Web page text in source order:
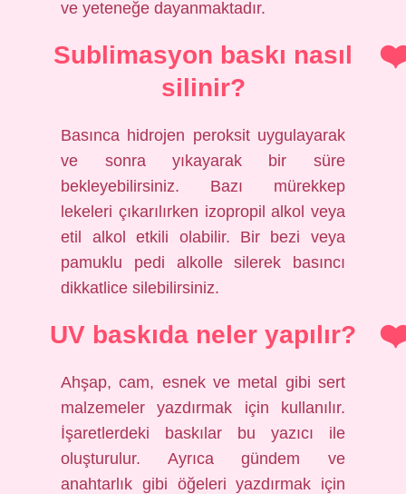
ve yeteneğe dayanmaktadır.
Sublimasyon baskı nasıl
silinir?
Basınca hidrojen peroksit uygulayarak
ve sonra yıkayarak bir süre
bekleyebilirsiniz. Bazı mürekkep
lekeleri çıkarılırken izopropil alkol veya
etil alkol etkili olabilir. Bir bezi veya
pamuklu pedi alkolle silerek basıncı
dikkatlice silebilirsiniz.
UV baskıda neler yapılır?
Ahşap, cam, esnek ve metal gibi sert
malzemeler yazdırmak için kullanılır.
İşaretlerdeki baskılar bu yazıcı ile
oluşturulur. Ayrıca gündem ve
anahtarlık gibi öğeleri yazdırmak için